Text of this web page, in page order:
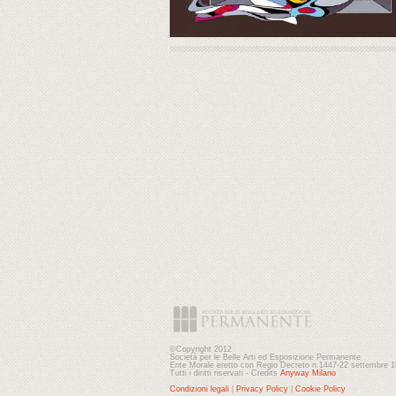
©Copyright 2012
Società per le Belle Arti ed Esposizione Permanente
Ente Morale eretto con Regio Decreto n.1447-22 settembre
Tutti i diritti riservati - Credits Anyway Milano
Condizioni legali
Privacy Policy Cookie Policy